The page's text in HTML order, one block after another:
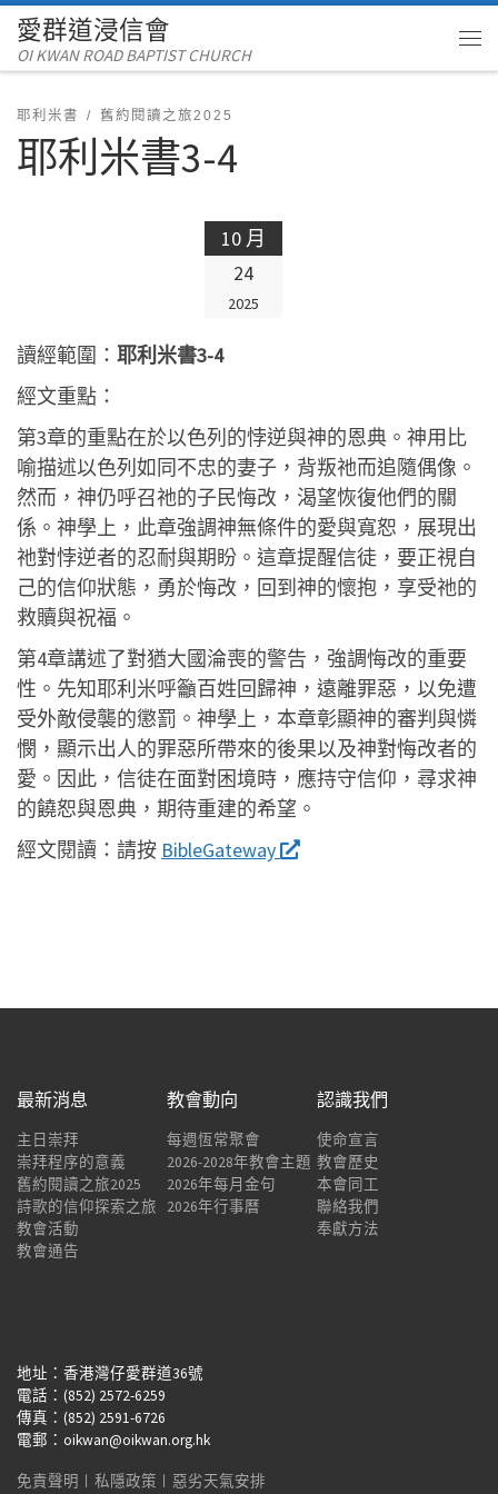
Skip to content
愛群道浸信會
OI KWAN ROAD BAPTIST CHURCH
耶利米書 舊約閱讀之旅2025
耶利米書3-4
10 月
24
2025
讀經範圍： 耶利米書3-4
經文重點：
第3章的重點在於以色列的悖逆與神的恩典。神用比
喻描述以色列如同不忠的妻子，背叛祂而追隨偶像。
然而，神仍呼召祂的子民悔改，渴望恢復他們的關
係。神學上，此章強調神無條件的愛與寬恕，展現出
祂對悖逆者的忍耐與期盼。這章提醒信徒，要正視自
己的信仰狀態，勇於悔改，回到神的懷抱，享受祂的
救贖與祝福。
第4章講述了對猶大國淪喪的警告，強調悔改的重要
性。先知耶利米呼籲百姓回歸神，遠離罪惡，以免遭
受外敵侵襲的懲罰。神學上，本章彰顯神的審判與憐
憫，顯示出人的罪惡所帶來的後果以及神對悔改者的
愛。因此，信徒在面對困境時，應持守信仰，尋求神
的饒恕與恩典，期待重建的希望。
經文閱讀： 請按 BibleGateway
最新消息
主日崇拜
崇拜程序的意義
舊約閱讀之旅2025
詩歌的信仰探索之旅
教會活動
教會通告
教會動向
每週恆常聚會
2026-2028年教會主題
2026年每月金句
2026年行事曆
認識我們
使命宣言
教會歷史
本會同工
聯絡我們
奉獻方法
地址：香港灣仔愛群道36號
電話：(852) 2572-6259
傳真：(852) 2591-6726
電郵：oikwan@oikwan.org.hk
免責聲明 ︱ 私隱政策 ︱ 惡劣天氣安排